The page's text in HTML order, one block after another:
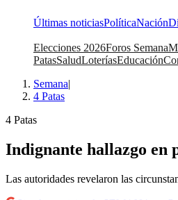
Últimas noticiasPolíticaNación
Elecciones 2026Foros Semana
PatasSaludLoteríasEducación
Semana|
4 Patas
4 Patas
Indignante hallazgo en
Las autoridades revelaron las